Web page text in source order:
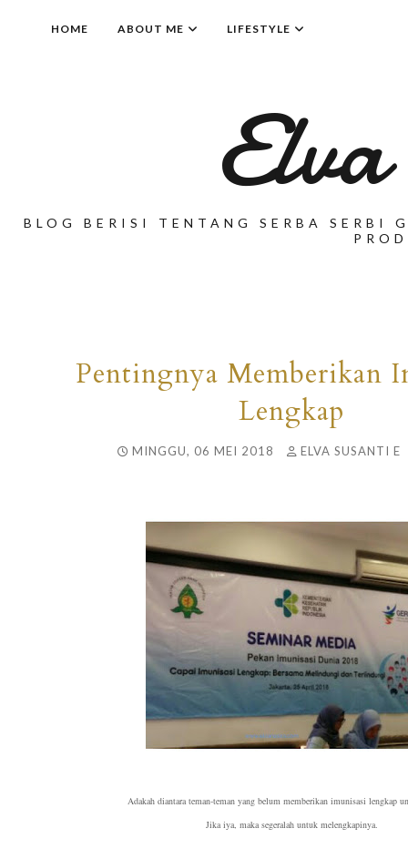
HOME ABOUT ME LIFESTYLE
BLOG BERISI TENTANG SERBA SERBI
Pentingnya Memberikan
Lengkap
MINGGU, 06 MEI 2018 ELVA SUSANTI E
Adakah diantara teman-teman yang belum memberikan imunisasi lengkap
Jika iya, maka segeralah untuk melengkapinya.